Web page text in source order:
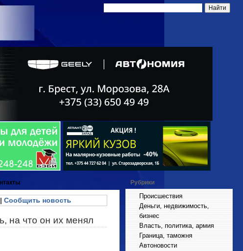
Сообщить новость
на что он их менял
Рубрики
Происшествия
Деньги, недвижимость,
бизнес
Власть, политика, армия
Граница, таможня
Автоновости